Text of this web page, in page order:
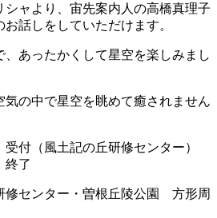
シャより、宙先案内人の高橋真理子
話しをしていただけます。
、あったかくして星空を楽しみまし
の中で星空を眺めて癒されません
付（風土記の丘研修センター）
了
修センター・曽根丘陵公園 方形周